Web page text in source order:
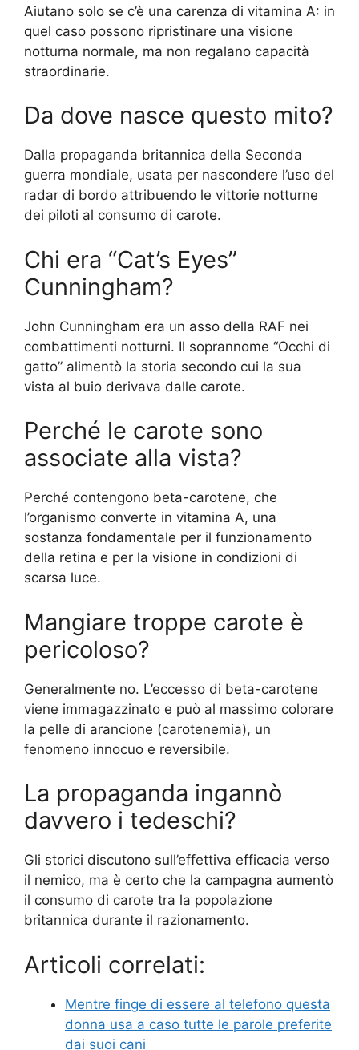
Aiutano solo se c’è una carenza di vitamina A: in
quel caso possono ripristinare una visione
notturna normale, ma non regalano capacità
straordinarie.
Da dove nasce questo mito?
Dalla propaganda britannica della Seconda
guerra mondiale, usata per nascondere l’uso del
radar di bordo attribuendo le vittorie notturne
dei piloti al consumo di carote.
Chi era “Cat’s Eyes”
Cunningham?
John Cunningham era un asso della RAF nei
combattimenti notturni. Il soprannome “Occhi di
gatto” alimentò la storia secondo cui la sua
vista al buio derivava dalle carote.
Perché le carote sono
associate alla vista?
Perché contengono beta-carotene, che
l’organismo converte in vitamina A, una
sostanza fondamentale per il funzionamento
della retina e per la visione in condizioni di
scarsa luce.
Mangiare troppe carote è
pericoloso?
Generalmente no. L’eccesso di beta-carotene
viene immagazzinato e può al massimo colorare
la pelle di arancione (carotenemia), un
fenomeno innocuo e reversibile.
La propaganda ingannò
davvero i tedeschi?
Gli storici discutono sull’effettiva efficacia verso
il nemico, ma è certo che la campagna aumentò
il consumo di carote tra la popolazione
britannica durante il razionamento.
Articoli correlati:
Mentre finge di essere al telefono questa
donna usa a caso tutte le parole preferite
dai suoi cani